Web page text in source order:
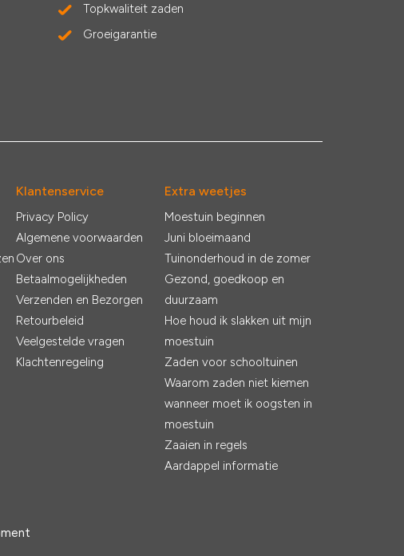
Topkwaliteit zaden
Groeigarantie
Klantenservice
Privacy Policy
Algemene voorwaarden
Over ons
Betaalmogelijkheden
Verzenden en Bezorgen
Retourbeleid
Veelgestelde vragen
Klachtenregeling
Extra weetjes
Moestuin beginnen
Juni bloeimaand
Tuinonderhoud in de zomer
Gezond, goedkoop en
duurzaam
Hoe houd ik slakken uit mijn
moestuin
Zaden voor schooltuinen
Waarom zaden niet kiemen
wanneer moet ik oogsten in
moestuin
Zaaien in regels
Aardappel informatie